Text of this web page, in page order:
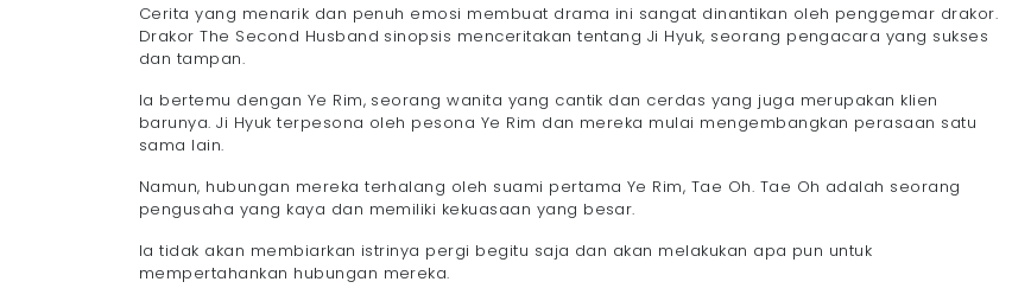
Cerita yang menarik dan penuh emosi membuat drama ini sangat dinantikan oleh penggemar drakor.
Drakor The Second Husband sinopsis menceritakan tentang Ji Hyuk, seorang pengacara yang sukses
dan tampan.
Ia bertemu dengan Ye Rim, seorang wanita yang cantik dan cerdas yang juga merupakan klien
barunya. Ji Hyuk terpesona oleh pesona Ye Rim dan mereka mulai mengembangkan perasaan satu
sama lain.
Namun, hubungan mereka terhalang oleh suami pertama Ye Rim, Tae Oh. Tae Oh adalah seorang
pengusaha yang kaya dan memiliki kekuasaan yang besar.
Ia tidak akan membiarkan istrinya pergi begitu saja dan akan melakukan apa pun untuk
mempertahankan hubungan mereka.